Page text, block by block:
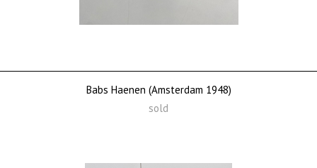
Babs Haenen (Amsterdam 1948)
sold